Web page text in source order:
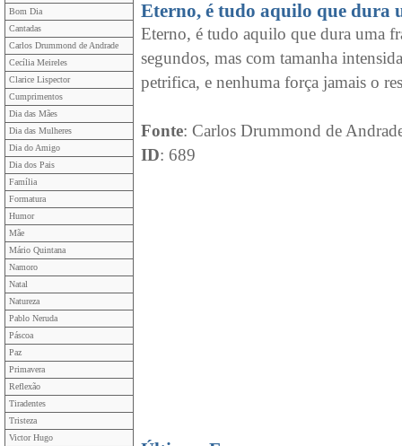
Bom Dia
Cantadas
Carlos Drummond de Andrade
Cecília Meireles
Clarice Lispector
Cumprimentos
Dia das Mães
Dia das Mulheres
Dia do Amigo
Dia dos Pais
Família
Formatura
Humor
Mãe
Mário Quintana
Namoro
Natal
Natureza
Pablo Neruda
Páscoa
Paz
Primavera
Reflexão
Tiradentes
Tristeza
Victor Hugo
Eterno, é tudo aquilo que dura
Eterno, é tudo aquilo que dura uma
segundos, mas com tamanha
petrifica, e nenhuma força jamais o
Fonte: Carlos Drummond de
ID: 689